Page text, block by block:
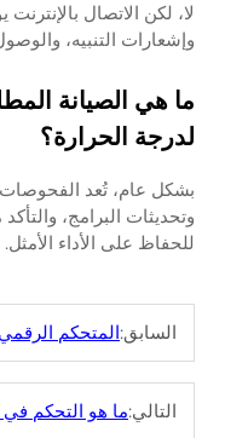
لا، لكن الاتصال
وإشعارات التنبيه،
ما هي الصيانة
لدرجة الحرارة؟
بشكل عام، تُعد الفحوصات
وتحديثات البرامج،
للحفاظ على الأداء الأمثل.
السابق:المتحكم الرقمي في درجة
التالي:ما هو التحكم في